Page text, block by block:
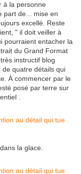
à la personne
part de... mise en
excellé. Reste
" il doit veiller à
pourraient entacher la
du Grand Format
instructif blog
quatre détails qui
À commencer par le
posé par terre sur
.
la glace.